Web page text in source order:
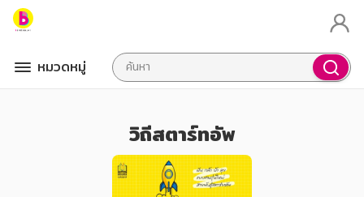
หมวดหมู่
วิถีสตาร์ทอัพ